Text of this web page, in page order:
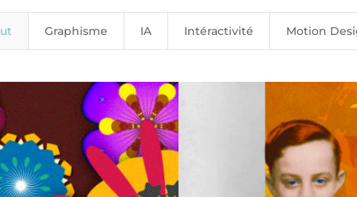
Graphisme IA Intéractivité Motion